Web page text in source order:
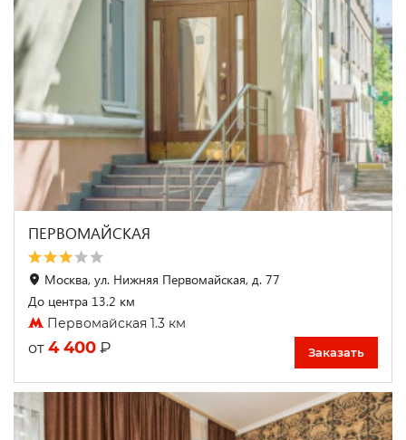
ПЕРВОМАЙСКАЯ
Москва, ул. Нижняя Первомайская, д. 77
До центра 13.2 км
Первомайская 1.3 км
от 4 400 ₽ Заказать